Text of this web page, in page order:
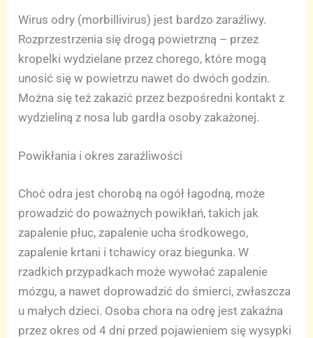
Wirus odry (morbillivirus) jest bardzo zaraźliwy.
Rozprzestrzenia się drogą powietrzną – przez
kropelki wydzielane przez chorego, które mogą
unosić się w powietrzu nawet do dwóch godzin.
Można się też zakazić przez bezpośredni kontakt z
wydzieliną z nosa lub gardła osoby zakażonej.
Powikłania i okres zaraźliwości
Choć odra jest chorobą na ogół łagodną, może
prowadzić do poważnych powikłań, takich jak
zapalenie płuc, zapalenie ucha środkowego,
zapalenie krtani i tchawicy oraz biegunka. W
rzadkich przypadkach może wywołać zapalenie
mózgu, a nawet doprowadzić do śmierci, zwłaszcza
u małych dzieci. Osoba chora na odrę jest zakaźna
przez okres od 4 dni przed pojawieniem się wysypki